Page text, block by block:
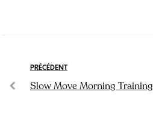
PRÉCÉDENT
Slow Move Morning Training